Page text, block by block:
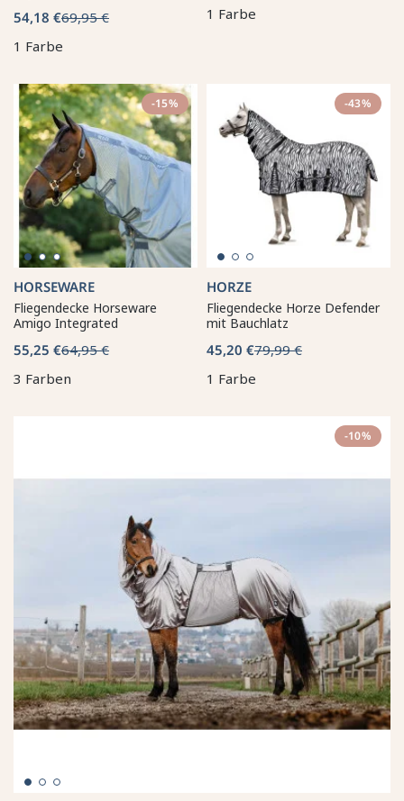
54,18 €69,95 €
1 Farbe
1 Farbe
-15%
HORSEWARE
Fliegendecke Horseware
Amigo Integrated
55,25 €64,95 €
3 Farben
-43%
HORZE
Fliegendecke Horze Defender
mit Bauchlatz
45,20 €79,99 €
1 Farbe
-10%